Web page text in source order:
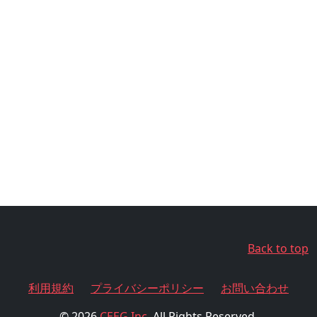
Back to top
利用規約 プライバシーポリシー
お問い合わせ